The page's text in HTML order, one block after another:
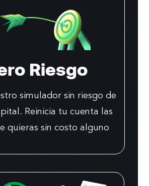
Riesgo
simulador sin riesgo de
Reinicia tu cuenta las
quieras sin costo alguno